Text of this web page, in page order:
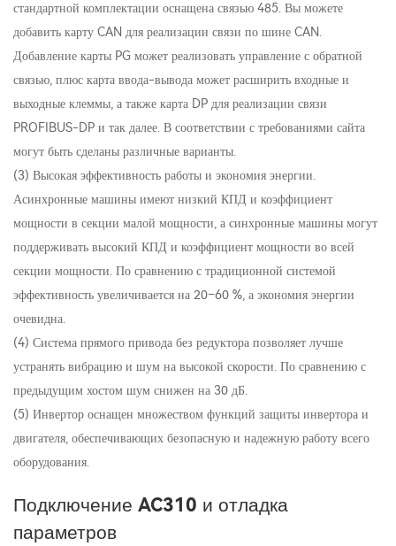
стандартной комплектации оснащена связью 485. Вы можете
добавить карту CAN для реализации связи по шине CAN.
Добавление карты PG может реализовать управление с обратной
связью, плюс карта ввода-вывода может расширить входные и
выходные клеммы, а также карта DP для реализации связи
PROFIBUS-DP и так далее. В соответствии с требованиями сайта
могут быть сделаны различные варианты.
(3) Высокая эффективность работы и экономия энергии.
Асинхронные машины имеют низкий КПД и коэффициент
мощности в секции малой мощности, а синхронные машины могут
поддерживать высокий КПД и коэффициент мощности во всей
секции мощности. По сравнению с традиционной системой
эффективность увеличивается на 20–60 %, а экономия энергии
очевидна.
(4) Система прямого привода без редуктора позволяет лучше
устранять вибрацию и шум на высокой скорости. По сравнению с
предыдущим хостом шум снижен на 30 дБ.
(5) Инвертор оснащен множеством функций защиты инвертора и
двигателя, обеспечивающих безопасную и надежную работу всего
оборудования.
Подключение AC310 и отладка
параметров